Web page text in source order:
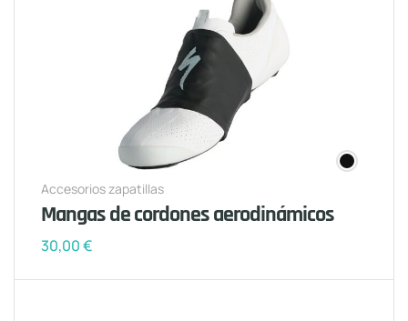
Accesorios zapatillas
Mangas de cordones aerodinámicos
30,00€